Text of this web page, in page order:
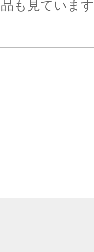
も見ています